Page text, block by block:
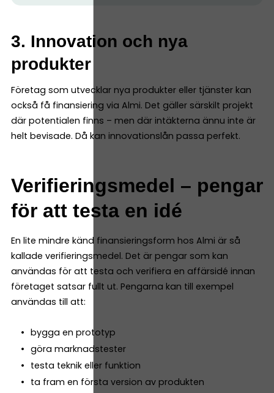
3. Innovation och nya
produkter
Företag som utvecklar nya produkter eller tjänster kan
också få finansiering via Almi. Det gäller särskilt projekt
där potentialen finns – men där intäkterna ännu inte är
helt bevisade. Då kan innovationslån passa perfekt.
Verifieringsmedel – pengar
för att testa en idé
En lite mindre känd finansieringsform hos Almi är så
kallade verifieringsmedel. Det är pengar som kan
användas för att testa och verifiera en affärsidé innan
företaget satsar fullt ut. Pengarna kan till exempel
användas till att:
bygga en prototyp
göra marknadstester
testa teknik eller funktion
ta fram en första version av produkten